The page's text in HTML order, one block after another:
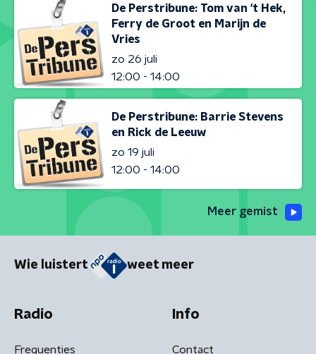
De Perstribune: Tom van 't Hek,
Ferry de Groot en Marijn de
Vries
zo 26 juli
12:00 - 14:00
De Perstribune: Barrie Stevens
en Rick de Leeuw
zo 19 juli
12:00 - 14:00
Meer gemist
Wie luistert weet meer
Radio
Frequenties
Info
Contact